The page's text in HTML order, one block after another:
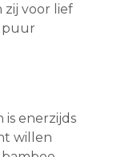
voor lief
puur
is enerzijds
willen